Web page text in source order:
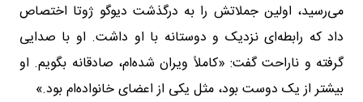
می‌رسید، اولین جملاتش را به درگذشت دیوگو ژوتا اختصاص
داد که رابطه‌ای نزدیک و دوستانه با او داشت. او با صدایی
گرفته و ناراحت گفت: «کاملاً ویران شده‌ام، صادقانه بگویم. او
بیشتر از یک دوست بود، مثل یکی از اعضای خانواده‌ام بود.»